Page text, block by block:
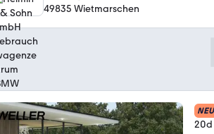
49835 Wietmarschen
NEU
20d